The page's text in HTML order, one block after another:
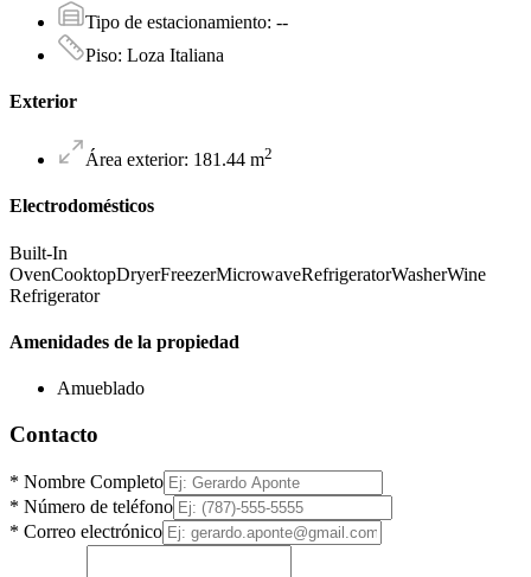
Tipo de estacionamiento: --
Piso: Loza Italiana
Exterior
Área exterior: 181.44 m2
Electrodomésticos
Built-In
OvenCooktopDryerFreezerMicrowaveRefrigeratorWasherWine
Refrigerator
Amenidades de la propiedad
Amueblado
Contacto
* Nombre Completo
* Número de teléfono
* Correo electrónico